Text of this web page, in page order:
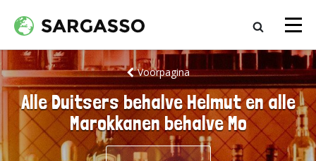
Voorpagina
Alle Duitsers behalve Helmut en alle
Marokkanen behalve Mo